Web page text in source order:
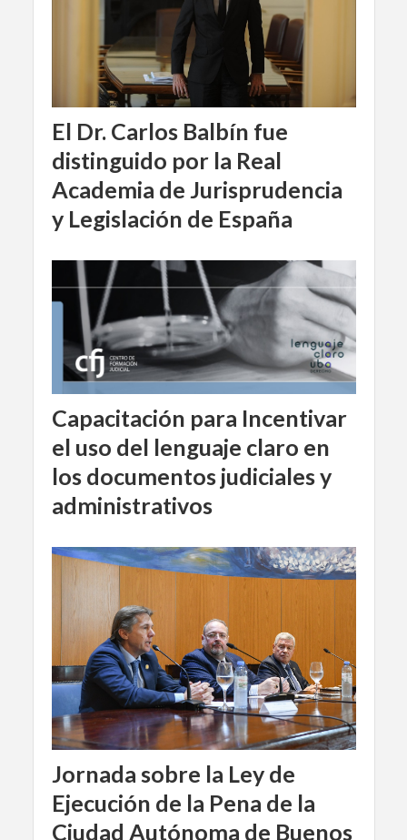
El Dr. Carlos Balbín fue
distinguido por la Real
Academia de Jurisprudencia
y Legislación de España
Capacitación para Incentivar
el uso del lenguaje claro en
los documentos judiciales y
administrativos
Jornada sobre la Ley de
Ejecución de la Pena de la
Ciudad Autónoma de Buenos